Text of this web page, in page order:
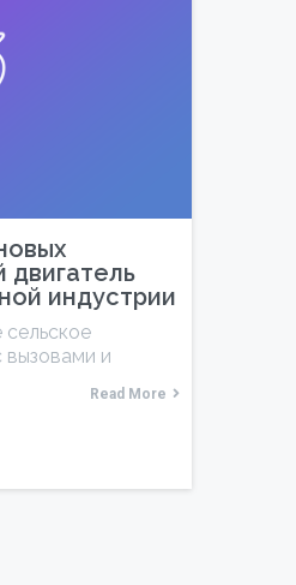
двигатель
индустрии
сельское
вызовами и
Read More